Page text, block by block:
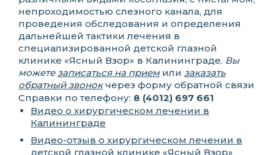
непроходимостью слезного канала, для
проведения обследования и определения
дальнейшей тактики лечения в
специализированной детской глазной
клинике «Ясный Взор» в Калининграде. Вы
можете записаться на приемили заказать
обратный звонокчерез форму обратной связи
Справки по телефону: 8 (4012) 697 661
Видео о хирургическом лечении в
Калининграде
Видео-отзыв о хирургическом лечении в
детской глазной клинике «Ясный Взор»